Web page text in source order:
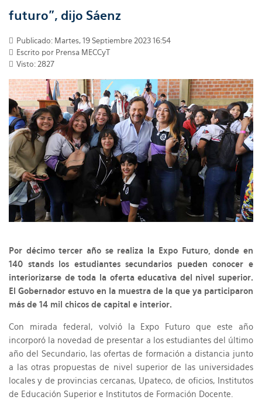
futuro”, dijo Sáenz
Publicado: Martes, 19 Septiembre 2023 16:54
Escrito por Prensa MECCyT
Visto: 2827
Por décimo tercer año se realiza la Expo Futuro, donde en
140 stands los estudiantes secundarios pueden conocer e
interiorizarse de toda la oferta educativa del nivel superior.
El Gobernador estuvo en la muestra de la que ya participaron
más de 14 mil chicos de capital e interior.
Con mirada federal, volvió la Expo Futuro que este año
incorporó la novedad de presentar a los estudiantes del último
año del Secundario, las ofertas de formación a distancia junto
a las otras propuestas de nivel superior de las universidades
locales y de provincias cercanas, Upateco, de oficios, Institutos
de Educación Superior e Institutos de Formación Docente.